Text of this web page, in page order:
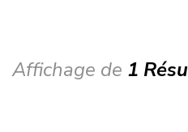
Affichage de 1